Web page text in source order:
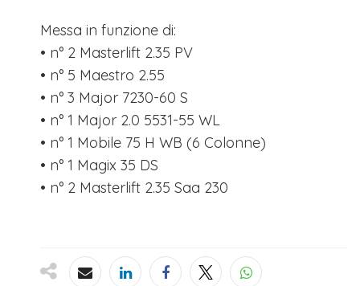
Messa in funzione di:
• n° 2 Masterlift 2.35 PV
• n° 5 Maestro 2.55
• n° 3 Major 7230-60 S
• n° 1 Major 2.0 5531-55 WL
• n° 1 Mobile 75 H WB (6 Colonne)
• n° 1 Magix 35 DS
• n° 2 Masterlift 2.35 Saa 230